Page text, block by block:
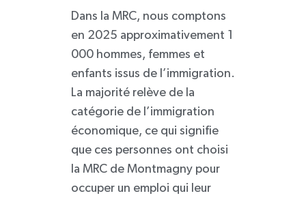
Dans la MRC, nous comptons
en 2025 approximativement 1
000 hommes, femmes et
enfants issus de l’immigration.
La majorité relève de la
catégorie de l’immigration
économique, ce qui signifie
que ces personnes ont choisi
la MRC de Montmagny pour
occuper un emploi qui leur